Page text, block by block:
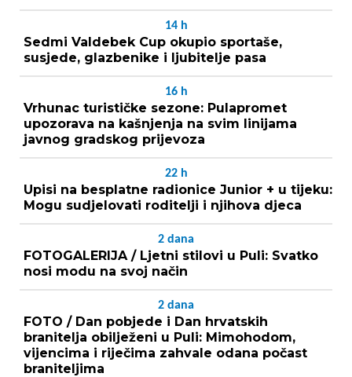
14 h
Sedmi Valdebek Cup okupio sportaše,
susjede, glazbenike i ljubitelje pasa
16 h
Vrhunac turističke sezone: Pulapromet
upozorava na kašnjenja na svim linijama
javnog gradskog prijevoza
22 h
Upisi na besplatne radionice Junior + u tijeku:
Mogu sudjelovati roditelji i njihova djeca
2 dana
FOTOGALERIJA / Ljetni stilovi u Puli: Svatko
nosi modu na svoj način
2 dana
FOTO / Dan pobjede i Dan hrvatskih
branitelja obilježeni u Puli: Mimohodom,
vijencima i riječima zahvale odana počast
braniteljima